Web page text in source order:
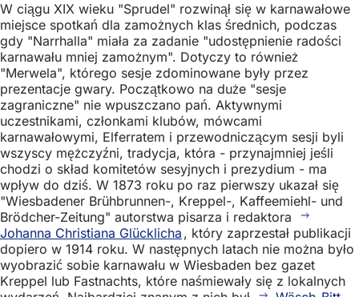
W ciągu XIX wieku "Sprudel" rozwinął się w karnawałowe
miejsce spotkań dla zamożnych klas średnich, podczas
gdy "Narrhalla" miała za zadanie "udostępnienie radości
karnawału mniej zamożnym". Dotyczy to również
"Merwela", którego sesje zdominowane były przez
prezentacje gwary. Początkowo na duże "sesje
zagraniczne" nie wpuszczano pań. Aktywnymi
uczestnikami, członkami klubów, mówcami
karnawałowymi, Elferratem i przewodniczącym sesji byli
wszyscy mężczyźni, tradycja, która - przynajmniej jeśli
chodzi o skład komitetów sesyjnych i prezydium - ma
wpływ do dziś. W 1873 roku po raz pierwszy ukazał się
"Wiesbadener Brühbrunnen-, Kreppel-, Kaffeemiehl- und
Brödcher-Zeitung" autorstwa pisarza i redaktora
Johanna Christiana Glücklicha , który zaprzestał publikacji
dopiero w 1914 roku. W następnych latach nie można było
wyobrazić sobie karnawału w Wiesbaden bez gazet
Kreppel lub Fastnachts, które naśmiewały się z lokalnych